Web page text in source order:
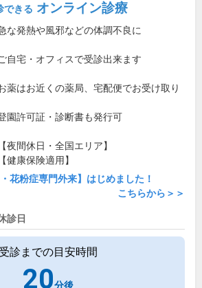
できる オンライン診療
な発熱や風邪などの体調不良に
自宅・オフィスで受診出来ます
薬はお近くの薬局、宅配便でお受け取り
園許可証・診断書も発行可
【夜間休日・全国エリア】
【健康保険適用】
・花粉症専門外来】はじめました！
こちらから＞＞
診日
受診までの目安時間
20